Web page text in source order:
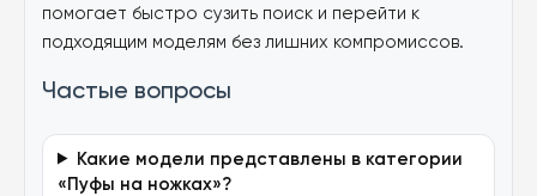
помогает быстро сузить поиск и перейти к
подходящим моделям без лишних компромиссов.
Частые вопросы
Какие модели представлены в категории
«Пуфы на ножках»?